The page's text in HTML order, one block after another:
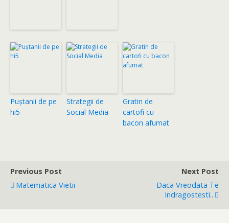
Puştanii de pe
hi5
Strategii de
Social Media
Gratin de
cartofi cu
bacon afumat
Previous Post
Matematica Vietii
Next Post
Daca Vreodata Te
Indragostesti..